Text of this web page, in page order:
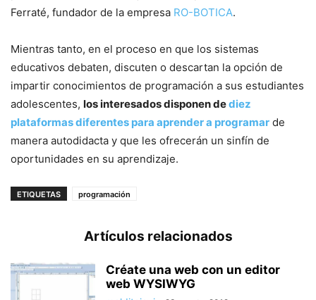
Ferraté, fundador de la empresa RO-BOTICA.
Mientras tanto, en el proceso en que los sistemas
educativos debaten, discuten o descartan la opción de
impartir conocimientos de programación a sus estudiantes
adolescentes, los interesados disponen dediez
plataformas diferentes para aprender a programar de
manera autodidacta y que les ofrecerán un sinfín de
oportunidades en su aprendizaje.
ETIQUETAS programación
Artículos relacionados
Créate una web con un editor
web WYSIWYG